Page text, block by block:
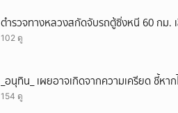
ตำรวจทางหลวงสกัดจับรถตู้ซิ่งหนี 60 กม.
102 ดู
_อนุทิน_ เผยอาจเกิดจากความเครียด ชี้ห
154 ดู